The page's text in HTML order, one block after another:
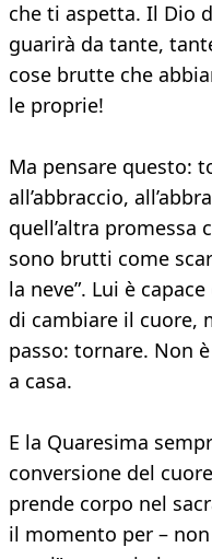
che ti aspetta. Il Dio
guarirà da tante,
cose brutte che
le proprie!
Ma pensare questo:
all’abbraccio,
quell’altra promessa
sono brutti come
la neve”. Lui è
di cambiare il cuore,
passo: tornare. Non
a casa.
E la Quaresima
conversione del
prende corpo nel
il momento per –